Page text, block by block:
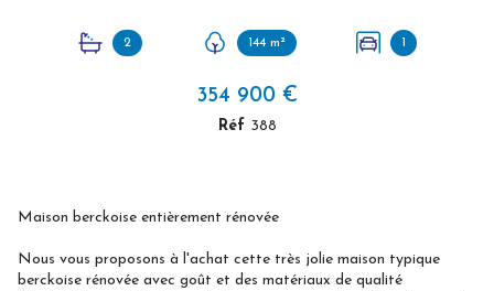
2 144 m² 1
354 900 €
Réf 388
Maison berckoise entièrement rénovée
Nous vous proposons à l'achat cette très jolie maison typique
berckoise rénovée avec goût et des matériaux de qualité